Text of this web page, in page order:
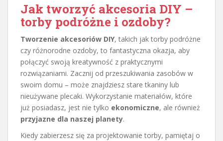
Jak tworzyć akcesoria DIY –
torby podróżne i ozdoby?
Tworzenie akcesoriów DIY, takich jak torby podróżne
czy różnorodne ozdoby, to fantastyczna okazja, aby
połączyć swoją kreatywność z praktycznymi
rozwiązaniami. Zacznij od przeszukiwania zasobów w
swoim domu – może znajdziesz stare tkaniny lub
nieużywane plecaki. Wykorzystanie materiałów, które
już posiadasz, jest nie tylko ekonomiczne, ale również
przyjazne dla naszej planety.
Kiedy zabierzesz się za projektowanie torby, pamiętaj o